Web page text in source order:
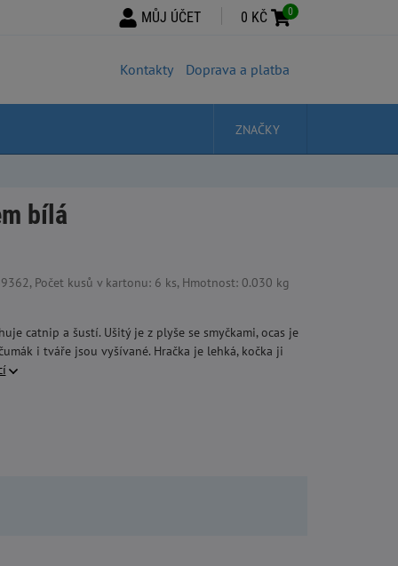
Kontakty Doprava a platba
ZNAČKY
bílá
Počet kusů v kartonu: 6 ks, Hmotnost: 0.030 kg
catnip a šustí. Ušitý je z plyše se smyčkami, ocas je
i tváře jsou vyšívané. Hračka je lehká, kočka ji
0 KČ 0
MŮJ ÚČET